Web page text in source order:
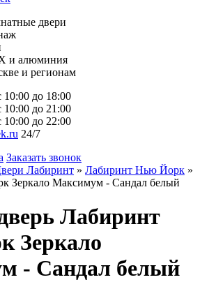
двери
и алюминия
и регионам
10:00 до 18:00
10:00 до 21:00
10:00 до 22:00
24/7
Заказать звонок
Лабиринт » Лабиринт Нью Йорк »
Зеркало Максимум - Сандал белый
Лабиринт
Зеркало
- Сандал белый